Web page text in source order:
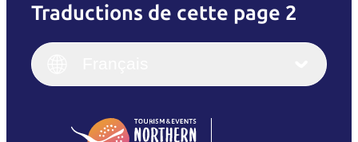
Traductions de cette page 2
English
Italiano